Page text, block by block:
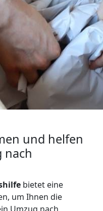
und helfen
nach
bietet eine
um Ihnen die